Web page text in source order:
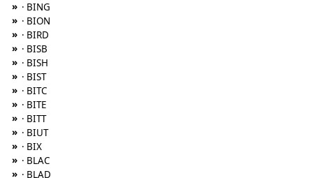
» · BING
» · BION
» · BIRD
» · BISB
» · BISH
» · BIST
» · BITC
» · BITE
» · BITT
» · BIUT
» · BIX
» · BLAC
» · BLAD